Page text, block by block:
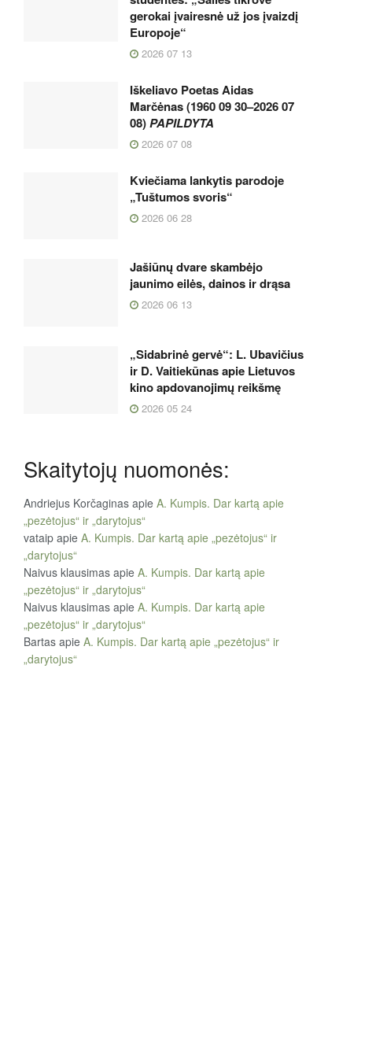
gerokai įvairesnė už jos įvaizdį
Europoje“
2026 07 13
Iškeliavo Poetas Aidas
Marčėnas (1960 09 30–2026 07
08)PAPILDYTA
2026 07 08
Kviečiama lankytis parodoje
„Tuštumos svoris“
2026 06 28
Jašiūnų dvare skambėjo
jaunimo eilės, dainos ir drąsa
2026 06 13
„Sidabrinė gervė“: L. Ubavičius
ir D. Vaitiekūnas apie Lietuvos
kino apdovanojimų reikšmę
2026 05 24
Skaitytojų nuomonės:
Andriejus Korčaginas apie A. Kumpis. Dar kartą apie
„pezėtojus“ ir „darytojus“
vataip apie A. Kumpis. Dar kartą apie „pezėtojus“ ir
„darytojus“
Naivus klausimas apie A. Kumpis. Dar kartą apie
„pezėtojus“ ir „darytojus“
Naivus klausimas apie A. Kumpis. Dar kartą apie
„pezėtojus“ ir „darytojus“
Bartas apie A. Kumpis. Dar kartą apie „pezėtojus“ ir
„darytojus“